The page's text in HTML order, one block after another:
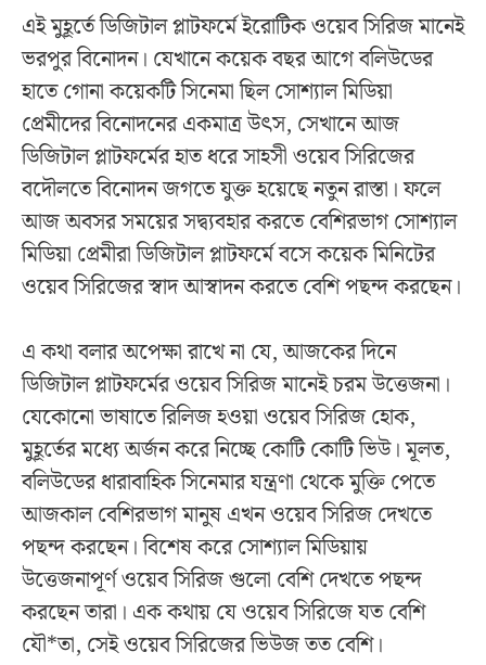
এই মুহূর্তে ডিজিটাল প্লাটফর্মে ইরোটিক ওয়েব সিরিজ মানেই
ভরপুর বিনোদন। যেখানে কয়েক বছর আগে বলিউডের
হাতে গোনা কয়েকটি সিনেমা ছিল সোশ্যাল মিডিয়া
প্রেমীদের বিনোদনের একমাত্র উৎস, সেখানে আজ
ডিজিটাল প্লাটফর্মের হাত ধরে সাহসী ওয়েব সিরিজের
বদৌলতে বিনোদন জগতে যুক্ত হয়েছে নতুন রাস্তা। ফলে
আজ অবসর সময়ের সদ্ব্যবহার করতে বেশিরভাগ সোশ্যাল
মিডিয়া প্রেমীরা ডিজিটাল প্লাটফর্মে বসে কয়েক মিনিটের
ওয়েব সিরিজের স্বাদ আস্বাদন করতে বেশি পছন্দ করছেন।
এ কথা বলার অপেক্ষা রাখে না যে, আজকের দিনে
ডিজিটাল প্লাটফর্মের ওয়েব সিরিজ মানেই চরম উত্তেজনা।
যেকোনো ভাষাতে রিলিজ হওয়া ওয়েব সিরিজ হোক,
মুহূর্তের মধ্যে অর্জন করে নিচ্ছে কোটি কোটি ভিউ। মূলত,
বলিউডের ধারাবাহিক সিনেমার যন্ত্রণা থেকে মুক্তি পেতে
আজকাল বেশিরভাগ মানুষ এখন ওয়েব সিরিজ দেখতে
পছন্দ করছেন। বিশেষ করে সোশ্যাল মিডিয়ায়
উত্তেজনাপূর্ণ ওয়েব সিরিজ গুলো বেশি দেখতে পছন্দ
করছেন তারা। এক কথায় যে ওয়েব সিরিজে যত বেশি
যৌ*তা, সেই ওয়েব সিরিজের ভিউজ তত বেশি।